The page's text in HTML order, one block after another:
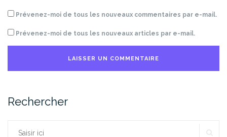
Prévenez-moi de tous les nouveaux commentaires par e-mail.
Prévenez-moi de tous les nouveaux articles par e-mail.
Rechercher
Rechercher :